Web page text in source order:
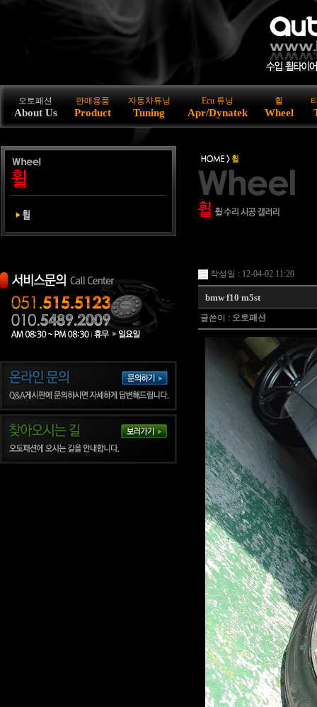
오토패션
About Us
판매용품
Product
자동차튜닝
Tuning
Ecu 튜닝
Apr/Dynatek
휠
Wheel
작성일 : 12-04-02 11:20
bmw f10 m5st
글쓴이 : 오토패션